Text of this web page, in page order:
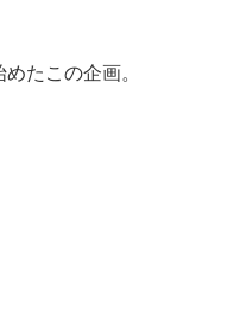
たこの企画。